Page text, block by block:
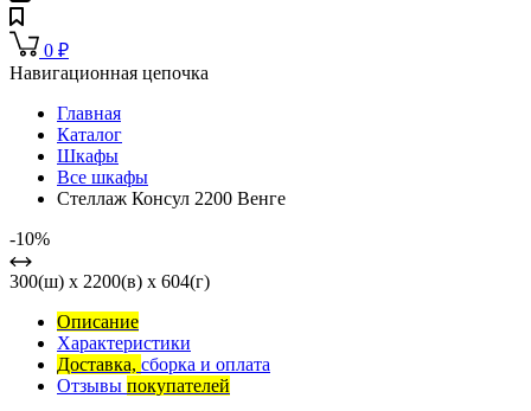
0 ₽
Навигационная цепочка
Главная
Каталог
Шкафы
Все шкафы
Стеллаж Консул 2200 Венге
-10%
300(ш) x 2200(в) x 604(г)
Описание
Характеристики
Доставка, сборка и оплата
Отзывы покупателей